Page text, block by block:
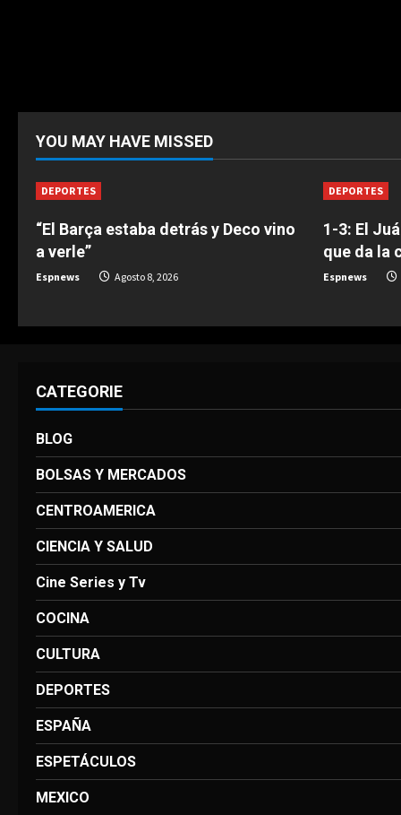
YOU MAY HAVE MISSED
DEPORTES
“El Barça estaba detrás y Deco vino
a verle”
Espnews Agosto 8, 2026
DEPORTES
1-3: El
que da la
Espnews
CATEGORIE
BLOG
BOLSAS Y MERCADOS
CENTROAMERICA
CIENCIA Y SALUD
Cine Series y Tv
COCINA
CULTURA
DEPORTES
ESPAÑA
ESPETÁCULOS
MEXICO